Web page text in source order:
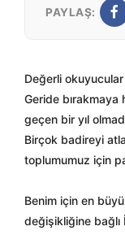
PAYLAŞ:
Değerli okuyucular
Geride bırakmaya
geçen bir yıl
Birçok badireyi
toplumumuz için
Benim için en
değişikliğine bağlı